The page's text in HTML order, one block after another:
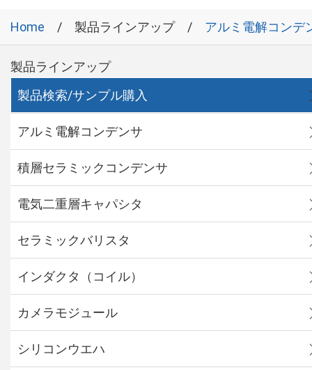
Home 製品ラインアップ アルミ電解コンデ
製品ラインアップ
製品検索/サンプル購入
アルミ電解コンデンサ
積層セラミックコンデンサ
電気二重層キャパシタ
セラミックバリスタ
インダクタ（コイル）
カメラモジュール
シリコンウエハ